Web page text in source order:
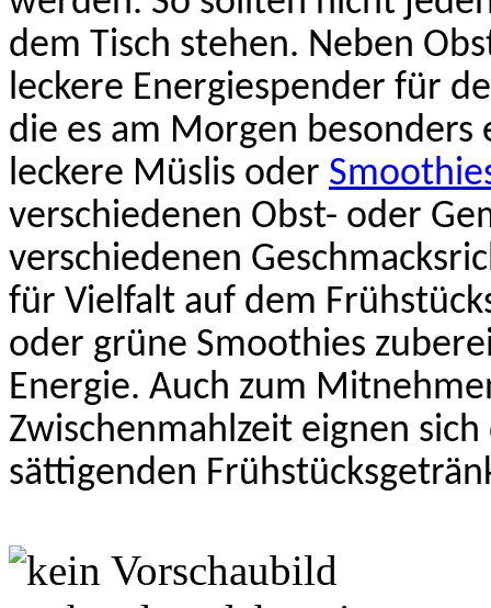
dem Tisch stehen. Neben
leckere Energiespender für
die es am Morgen besonders
leckere Müslis oder
verschiedenen Obst- oder
verschiedenen
für Vielfalt auf dem
oder grüne Smoothies
Energie. Auch zum
Zwischenmahlzeit eignen
sättigenden